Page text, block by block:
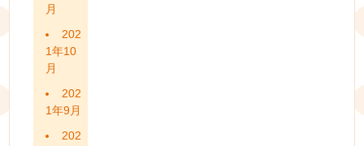
月
202
1年10
月
202
1年9月
202